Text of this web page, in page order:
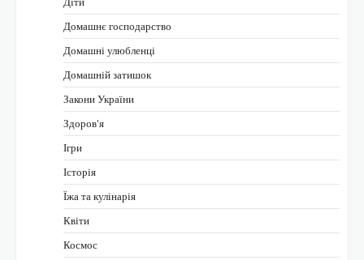
Домашнє господарство
Домашні улюбленці
Домашній затишок
Закони України
Здоров'я
Ігри
Історія
Їжа та кулінарія
Квіти
Космос